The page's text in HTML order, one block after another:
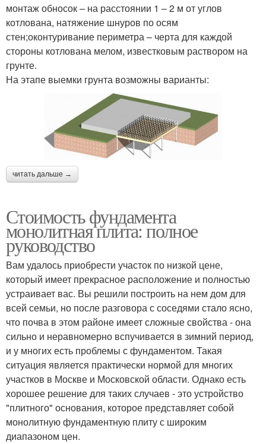
монтаж обносок – на расстоянии 1 – 2 м от углов
котлована, натяжение шнуров по осям
стен;оконтуривание периметра – черта для каждой
стороны котлована мелом, известковым раствором на
грунте.
На этапе выемки грунта возможны варианты:
читать дальше →
Стоимость фундамента
монолитная плита: полное
руководство
Вам удалось приобрести участок по низкой цене,
который имеет прекрасное расположение и полностью
устраивает вас. Вы решили построить на нем дом для
всей семьи, но после разговора с соседями стало ясно,
что почва в этом районе имеет сложные свойства - она
сильно и неравномерно вспучивается в зимний период,
и у многих есть проблемы с фундаментом. Такая
ситуация является практически нормой для многих
участков в Москве и Московской области. Однако есть
хорошее решение для таких случаев - это устройство
"плитного" основания, которое представляет собой
монолитную фундаментную плиту с широким
диапазоном цен.